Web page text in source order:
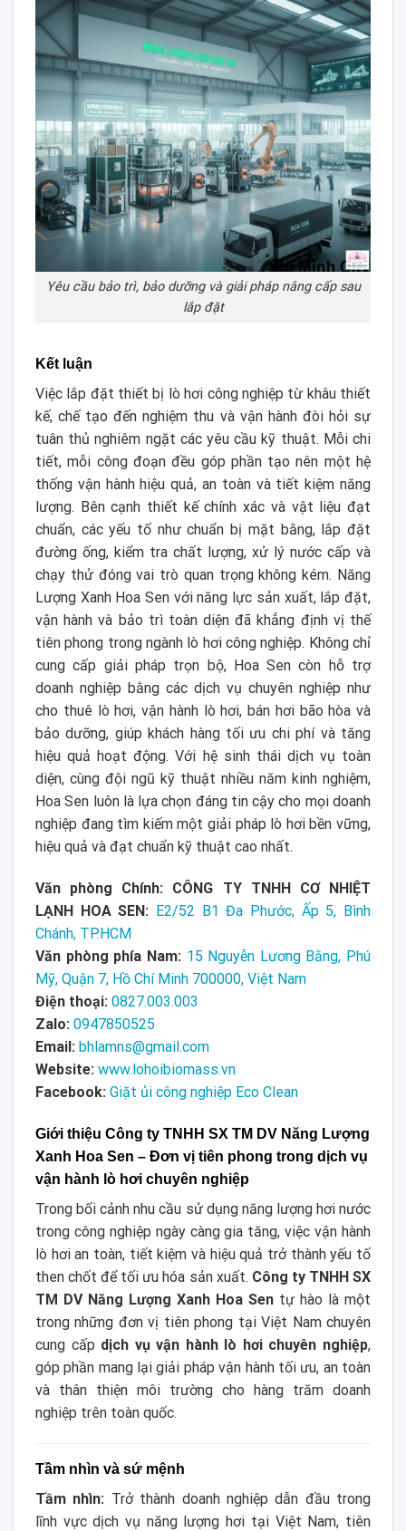
Yêu cầu bảo trì, bảo dưỡng và giải pháp nâng cấp sau
lắp đặt
Kết luận
Việc lắp đặt thiết bị lò hơi công nghiệp từ khâu thiết
kế, chế tạo đến nghiệm thu và vận hành đòi hỏi sự
tuân thủ nghiêm ngặt các yêu cầu kỹ thuật. Mỗi chi
tiết, mỗi công đoạn đều góp phần tạo nên một hệ
thống vận hành hiệu quả, an toàn và tiết kiệm năng
lượng. Bên cạnh thiết kế chính xác và vật liệu đạt
chuẩn, các yếu tố như chuẩn bị mặt bằng, lắp đặt
đường ống, kiểm tra chất lượng, xử lý nước cấp và
chạy thử đóng vai trò quan trọng không kém. Năng
Lượng Xanh Hoa Sen với năng lực sản xuất, lắp đặt,
vận hành và bảo trì toàn diện đã khẳng định vị thế
tiên phong trong ngành lò hơi công nghiệp. Không chỉ
cung cấp giải pháp trọn bộ, Hoa Sen còn hỗ trợ
doanh nghiệp bằng các dịch vụ chuyên nghiệp như
cho thuê lò hơi, vận hành lò hơi, bán hơi bão hòa và
bảo dưỡng, giúp khách hàng tối ưu chi phí và tăng
hiệu quả hoạt động. Với hệ sinh thái dịch vụ toàn
diện, cùng đội ngũ kỹ thuật nhiều năm kinh nghiệm,
Hoa Sen luôn là lựa chọn đáng tin cậy cho mọi doanh
nghiệp đang tìm kiếm một giải pháp lò hơi bền vững,
hiệu quả và đạt chuẩn kỹ thuật cao nhất.
Văn phòng Chính: CÔNG TY TNHH CƠ NHIỆT
LẠNH HOA SEN: E2/52 B1 Đa Phước, Ấp 5, Bình
Chánh, TP.HCM
Văn phòng phía Nam: 15 Nguyễn Lương Bằng, Phú
Mỹ, Quận 7, Hồ Chí Minh 700000, Việt Nam
Điện thoại: 0827.003.003
Zalo: 0947850525
Email: bhlamns@gmail.com
Website: www.lohoibiomass.vn
Facebook: Giặt ủi công nghiệp Eco Clean
Giới thiệu Công ty TNHH SX TM DV Năng Lượng
Xanh Hoa Sen – Đơn vị tiên phong trong dịch vụ
vận hành lò hơi chuyên nghiệp
Trong bối cảnh nhu cầu sử dụng năng lượng hơi nước
trong công nghiệp ngày càng gia tăng, việc vận hành
lò hơi an toàn, tiết kiệm và hiệu quả trở thành yếu tố
then chốt để tối ưu hóa sản xuất. Công ty TNHH SX
TM DV Năng Lượng Xanh Hoa Sen tự hào là một
trong những đơn vị tiên phong tại Việt Nam chuyên
cung cấp dịch vụ vận hành lò hơi chuyên nghiệp,
góp phần mang lại giải pháp vận hành tối ưu, an toàn
và thân thiện môi trường cho hàng trăm doanh
nghiệp trên toàn quốc.
Tầm nhìn và sứ mệnh
Tầm nhìn: Trở thành doanh nghiệp dẫn đầu trong
lĩnh vực dịch vụ năng lượng hơi tại Việt Nam, tiên